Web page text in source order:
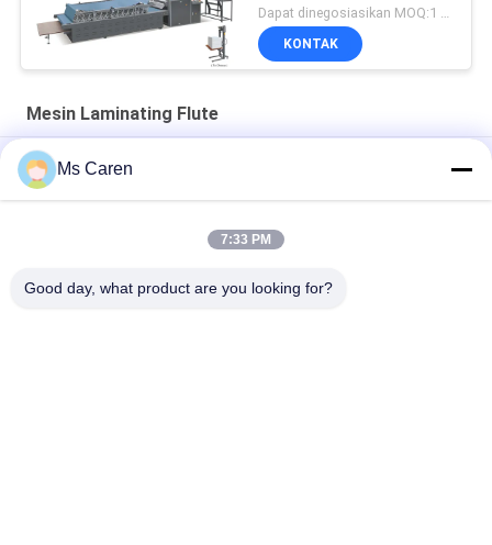
KONTAK
Mesin Laminating Flute
Mesin Laminasi Paperboard Manual Seri Pry-J untuk
Pengolahan Kertas
Ms Caren
7:33 PM
Good day, what product are you looking for?